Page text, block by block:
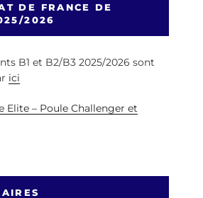
DE FRANCE DE
2026
B1 et B2/B3 2025/2026 sont
ici
Elite – Poule Challenger et